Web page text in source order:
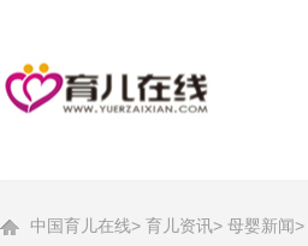
中国育儿在线> 育儿资讯> 母婴新闻>